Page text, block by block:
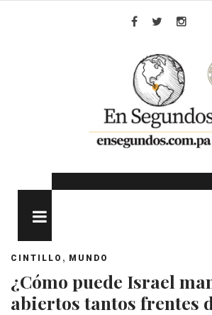
CINTILLO , MUNDO
¿Cómo puede Israel
abiertos tantos frentes